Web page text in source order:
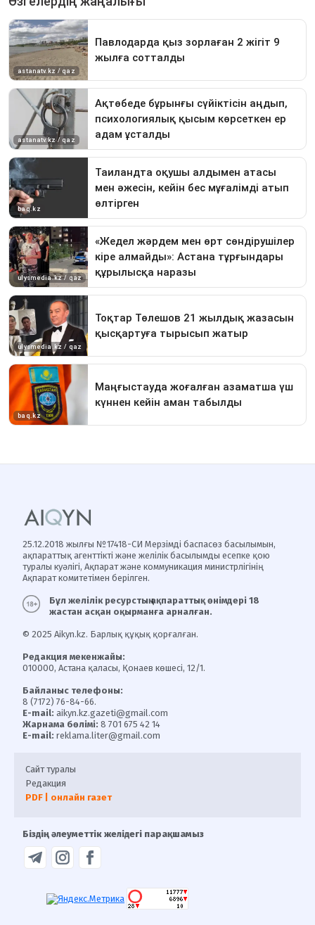
25.12.2018 жылғы №17418-СИ Мерзімді баспасөз басылымын,
ақпараттық агенттікті және желілік басылымды есепке қою
туралы куәлігі, Ақпарат және коммуникация министрлігінің
Ақпарат комитетімен берілген.
Бұл желілік ресурстың ақпараттық өнімдері 18
жастан асқан оқырманға арналған.
© 2025 Aikyn.kz. Барлық құқық қорғалған.
Редакция мекенжайы:
010000, Астана қаласы, Қонаев көшесі, 12/1.
Байланыс телефоны:
8 (7172) 76-84-66.
E-mail: aikyn.kz.gazeti@gmail.com
Жарнама бөлімі: 8 701 675 42 14
E-mail: reklama.liter@gmail.com
Сайт туралы
Редакция
PDF | онлайн газет
Біздің әлеуметтік желідегі парақшамыз